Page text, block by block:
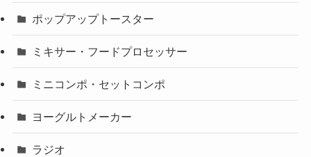
ポップアップトースター
ミキサー・フードプロセッサー
ミニコンポ・セットコンポ
ヨーグルトメーカー
ラジオ